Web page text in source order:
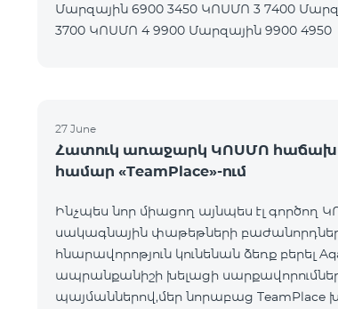
Մարզային 6900 3450 ԿՈՍՄՈ 3 7400 Մարզային 7400
3700 ԿՈՍՄՈ 4 9900 Մարզային 9900 4950
27 June
Հատուկ առաջարկ ԿՈՍՄՈ
համար «TeamPlace»-ում
Ինչպես նոր միացող այնպես էլ գործող
սակագնային փաթեթների
հնարավորոթյուն կունենան ձեռք բերել
ապրանքանիշի խելացի
պայմաններով,մեր նորաբաց TeamPlace